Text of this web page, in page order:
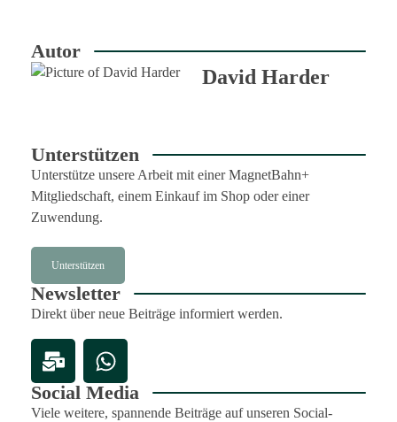
Autor
David Harder
Unterstützen
Unterstütze unsere Arbeit mit einer MagnetBahn+
Mitgliedschaft, einem Einkauf im Shop oder einer
Zuwendung.
Unterstützen
Newsletter
Direkt über neue Beiträge informiert werden.
Social Media
Viele weitere, spannende Beiträge auf unseren Social-